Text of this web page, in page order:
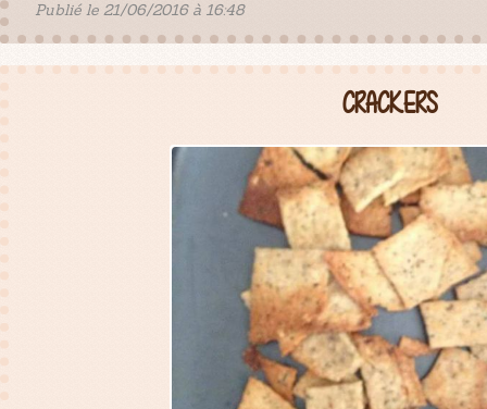
Publié le 21/06/2016 à 16:48
CRACKERS